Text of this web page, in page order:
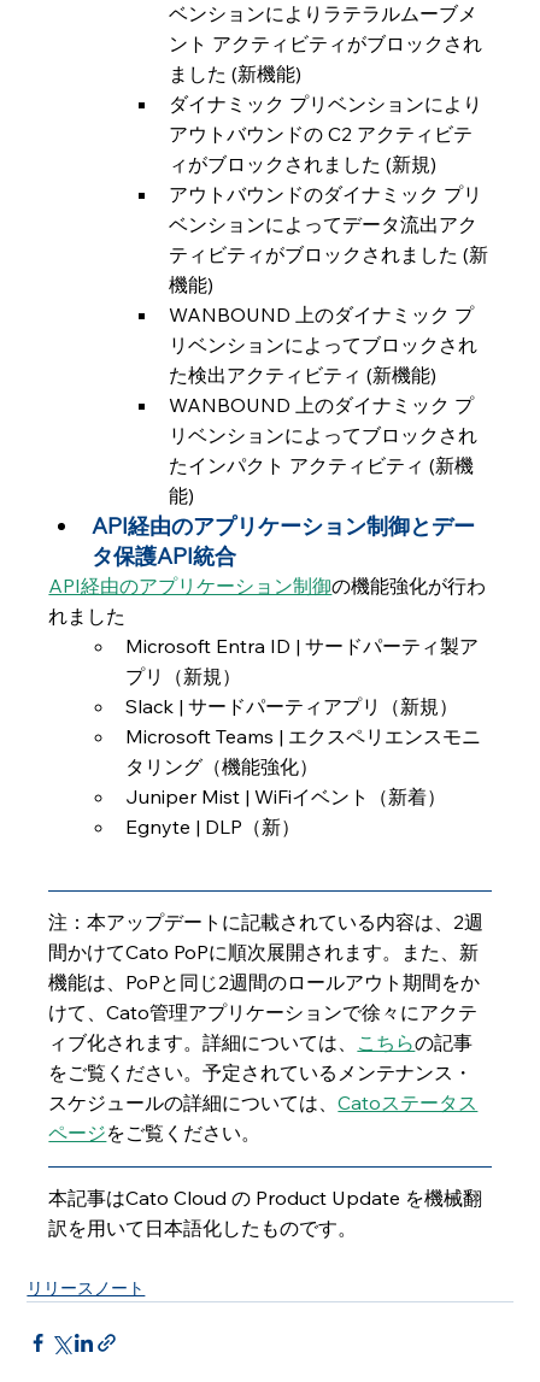
ベンションによりラテラルムーブメ
ント アクティビティがブロックされ
ました (新機能)
ダイナミック プリベンションにより
アウトバウンドの C2 アクティビテ
ィがブロックされました (新規)
アウトバウンドのダイナミック プリ
ベンションによってデータ流出アク
ティビティがブロックされました (新
機能)
WANBOUND 上のダイナミック プ
リベンションによってブロックされ
た検出アクティビティ (新機能)
WANBOUND 上のダイナミック プ
リベンションによってブロックされ
たインパクト アクティビティ (新機
能)
API経由のアプリケーション制御とデー
タ保護API統合
API経由のアプリケーション制御の機能強化が行わ
れました
Microsoft Entra ID | サードパーティ製ア
プリ（新規）
Slack | サードパーティアプリ（新規）
Microsoft Teams | エクスペリエンスモニ
タリング（機能強化）
Juniper Mist | WiFiイベント（新着）
Egnyte | DLP（新）
注：本アップデートに記載されている内容は、2週
間かけてCato PoPに順次展開されます。また、新
機能は、PoPと同じ2週間のロールアウト期間をか
けて、Cato管理アプリケーションで徐々にアクテ
ィブ化されます。詳細については、 こちらの記事
をご覧ください。予定されているメンテナンス・
スケジュールの詳細については、Catoステータス
ページをご覧ください。
本記事はCato Cloud の Product Update を機械翻
訳を用いて日本語化したものです。
リリースノート